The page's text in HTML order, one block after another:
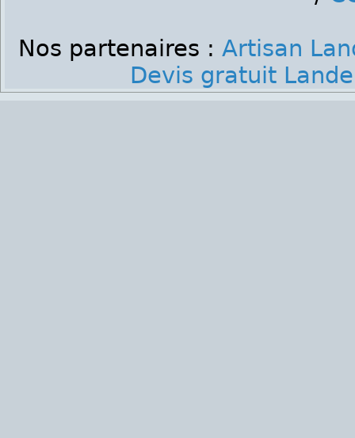
Nos partenaires : Artisan
Devis gratuit